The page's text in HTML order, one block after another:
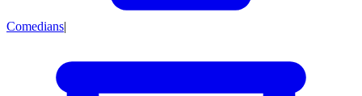
Comedians|